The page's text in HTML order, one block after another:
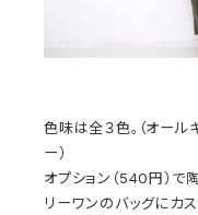
色味は全３色。（オー
ー）
オプション（540円）で
リーワンのバッグにカ